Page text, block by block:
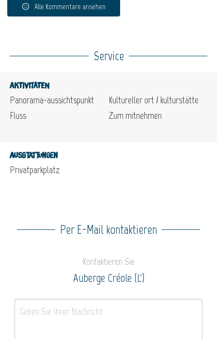
Alle Kommentare ansehen
Service
Aktivitäten
Panorama-aussichtspunkt
Fluss
Kultureller ort / kulturstätte
Zum mitnehmen
Ausstattungen
Privatparkplatz
Per E-Mail kontaktieren
Kontaktieren Sie
Auberge Créole (L')